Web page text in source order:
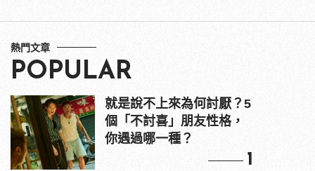
熱門文章
POPULAR
就是說不上來為何討厭？5
個「不討喜」朋友性格，
你遇過哪一種？
1